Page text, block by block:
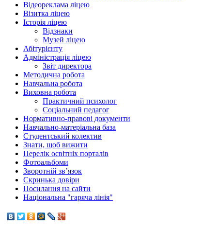
Відеореклама ліцею
Візитка ліцею
Історія ліцею
Відзнаки
Музей ліцею
Абітурієнту
Адміністрація ліцею
Звіт директора
Методична робота
Навчальна робота
Виховна робота
Практичний психолог
Соціальний педагог
Нормативно-правові документи
Навчально-матеріальна база
Студентський колектив
Знати, щоб вижити
Перелік освітніх порталів
Фотоальбоми
Зворотній зв’язок
Скринька довіри
Посилання на сайти
Національна "гаряча лінія"